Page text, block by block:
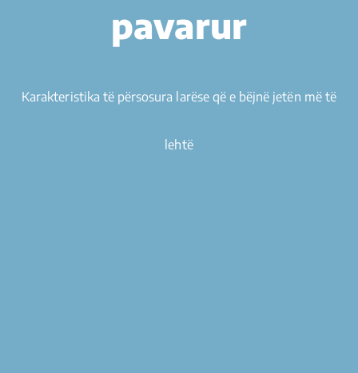
pavarur
Karakteristika të përsosura larëse që e bëjnë jetën më të
lehtë